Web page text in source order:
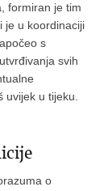
formiran je tim
je u koordinaciji
s
svih
u tijeku.
o